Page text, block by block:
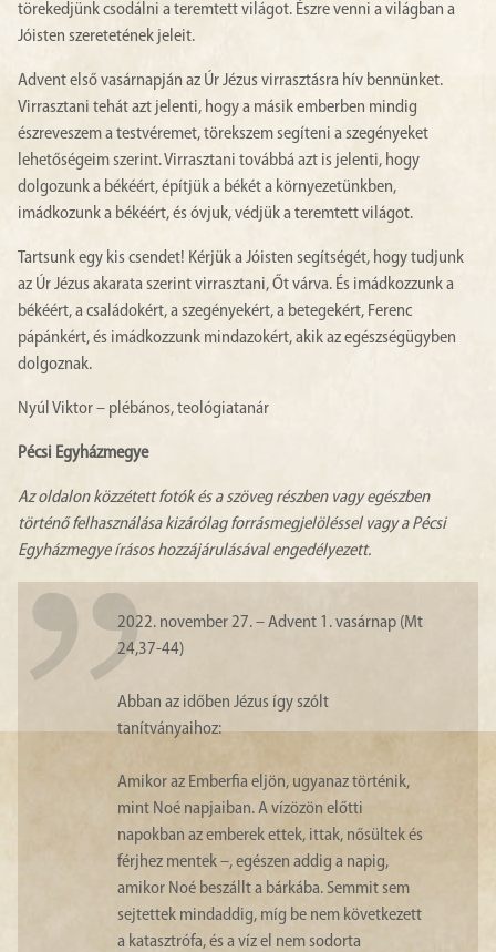
törekedjünk csodálni a teremtett világot. Észre venni a világban a
Jóisten szeretetének jeleit.
Advent első vasárnapján az Úr Jézus virrasztásra hív bennünket.
Virrasztani tehát azt jelenti, hogy a másik emberben mindig
észreveszem a testvéremet, törekszem segíteni a szegényeket
lehetőségeim szerint. Virrasztani továbbá azt is jelenti, hogy
dolgozunk a békéért, építjük a békét a környezetünkben,
imádkozunk a békéért, és óvjuk, védjük a teremtett világot.
Tartsunk egy kis csendet! Kérjük a Jóisten segítségét, hogy tudjunk
az Úr Jézus akarata szerint virrasztani, Őt várva. És imádkozzunk a
békéért, a családokért, a szegényekért, a betegekért, Ferenc
pápánkért, és imádkozzunk mindazokért, akik az egészségügyben
dolgoznak.
Nyúl Viktor – plébános, teológiatanár
Pécsi Egyházmegye
Az oldalon közzétett fotók és a szöveg részben vagy egészben
történő felhasználása kizárólag forrásmegjelöléssel vagy a Pécsi
Egyházmegye írásos hozzájárulásával engedélyezett.
2022. november 27. – Advent 1. vasárnap (Mt
24,37-44)
Abban az időben Jézus így szólt
tanítványaihoz:
Amikor az Emberfia eljön, ugyanaz történik,
mint Noé napjaiban. A vízözön előtti
napokban az emberek ettek, ittak, nősültek és
férjhez mentek –, egészen addig a napig,
amikor Noé beszállt a bárkába. Semmit sem
sejtettek mindaddig, míg be nem következett
a katasztrófa, és a víz el nem sodorta